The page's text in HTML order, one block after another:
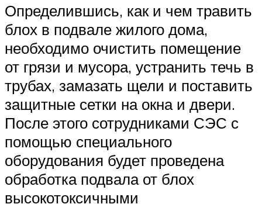
Определившись, как и чем травить
блох в подвале жилого дома,
необходимо очистить помещение
от грязи и мусора, устранить течь в
трубах, замазать щели и поставить
защитные сетки на окна и двери.
После этого сотрудниками СЭС с
помощью специального
оборудования будет проведена
обработка подвала от блох
высокотоксичными